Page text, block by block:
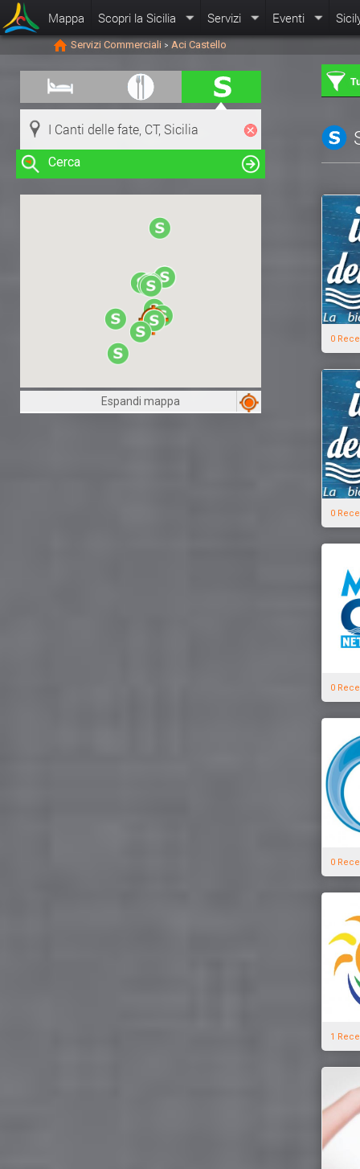
Mappa Scopri la Sicilia Servizi Eventi
Servizi Commerciali > Aci Castello
Cerca
Clicca su una risorsa nella mappa
per visualizzare le informazioni
Espandi mappa
0
0
0
0
1